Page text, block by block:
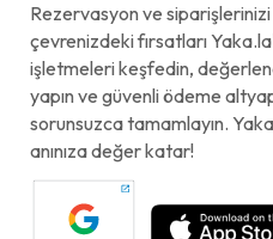
Rezervasyon ve
çevrenizdeki fırsatları
işletmeleri keşfedin,
yapın ve güvenli ödeme
sorunsuzca tamamlayın.
anınıza değer katar!